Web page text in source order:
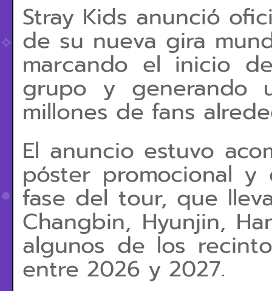
Stray Kids anunció
de su nueva gira
marcando el inicio
grupo y generando
millones de fans
El anuncio estuvo
póster promocional
fase del tour, que
Changbin, Hyunjin,
algunos de los
entre 2026 y 2027.